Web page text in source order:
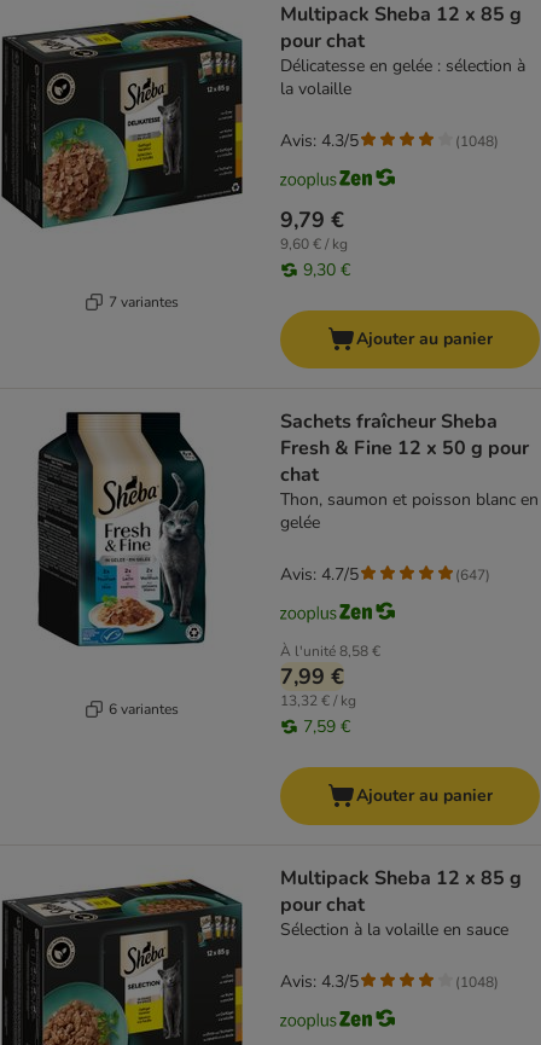
7 variantes
Multipack Sheba 12 x 85 g
pour chat
Délicatesse en gelée : sélection à
la volaille
9,79 €
9,60 € / kg
9,30 €
Avis: 4.3/5 (1048)
Ajouter au panier
6 variantes
Sachets fraîcheur Sheba
Fresh & Fine 12 x 50 g pour
chat
Thon, saumon et poisson blanc en
gelée
À l'unité8,58 €
7,99 €
13,32 € / kg
7,59 €
Avis: 4.7/5 (647)
Ajouter au panier
Multipack Sheba 12 x 85 g
pour chat
Sélection à la volaille en sauce
Avis: 4.3/5 (1048)